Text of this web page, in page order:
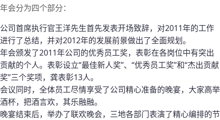
年会分为四个部分：
公司首席执行官王洋先生首先发表开场致辞，对2011年的工作
进行了总结，并对2012年的发展前景做出了全面规划。
年会颁发了2011年公司的优秀员工奖，表彰在各岗位中有突出
贡献的个人。表彰设立“最佳新人奖”、“优秀员工奖”和“杰出贡献
奖”三个奖项，龚表彰13人。
会议同时，全体员工尽情享受了公司精心准备的晚宴，大家高举
酒杯，把酒言欢，其乐融融。
晚宴结束后，举办了联欢晚会，三地各部门表演了精心编排的节